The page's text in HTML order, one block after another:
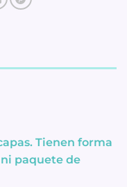
Tienen forma
paquete de